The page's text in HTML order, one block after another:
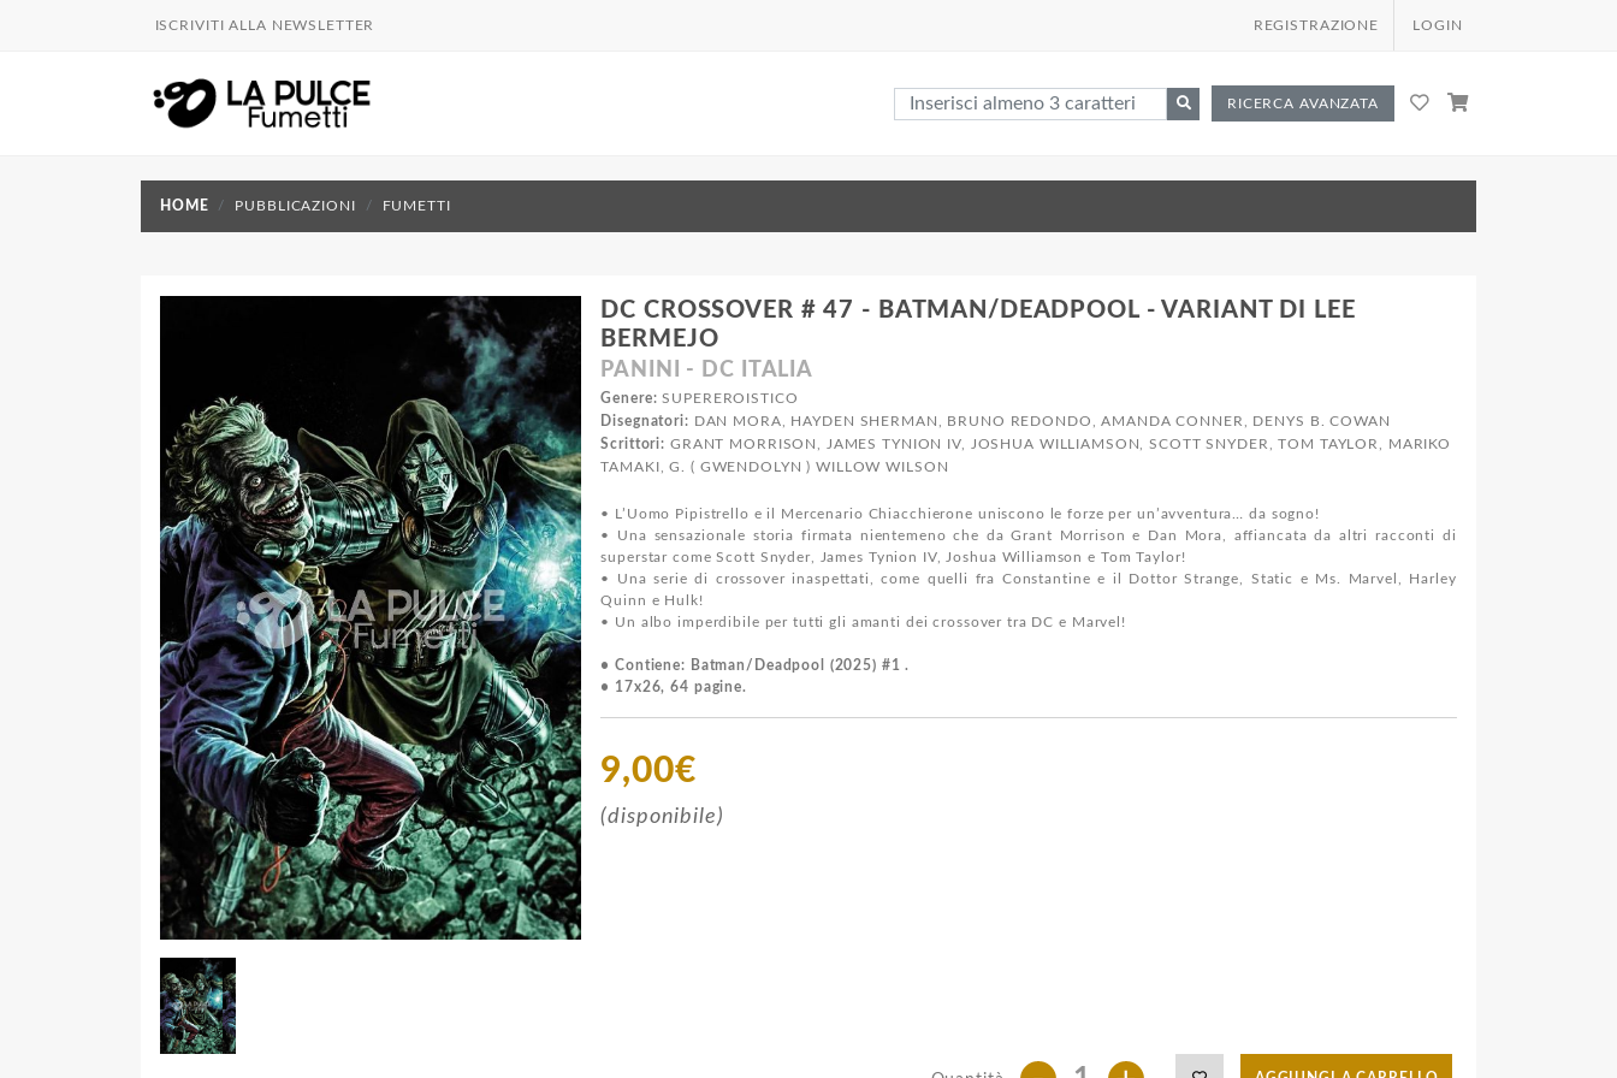
ISCRIVITI ALLA NEWSLETTER REGISTRAZIONE LOGIN
RICERCA AVANZATA
HOME PUBBLICAZIONI FUMETTI
DC CROSSOVER # 47 - BATMAN/DEADPOOL - VARIANT DI LEE
BERMEJO
PANINI - DC ITALIA
Genere: SUPEREROISTICO
Disegnatori: DAN MORA, HAYDEN SHERMAN, BRUNO REDONDO, AMANDA CONNER, DENYS B. COWAN
Scrittori: GRANT MORRISON, JAMES TYNION IV, JOSHUA WILLIAMSON, SCOTT SNYDER, TOM TAYLOR, MARIKO
TAMAKI, G. ( GWENDOLYN ) WILLOW WILSON
• L’Uomo Pipistrello e il Mercenario Chiacchierone uniscono le forze per un’avventura… da sogno!
• Una sensazionale storia firmata nientemeno che da Grant Morrison e Dan Mora, affiancata da altri racconti di
superstar come Scott Snyder, James Tynion IV, Joshua Williamson e Tom Taylor!
• Una serie di crossover inaspettati, come quelli fra Constantine e il Dottor Strange, Static e Ms. Marvel, Harley
Quinn e Hulk!
• Un albo imperdibile per tutti gli amanti dei crossover tra DC e Marvel!
• Contiene: Batman/Deadpool (2025) #1 .
• 17x26, 64 pagine.
9,00€
(disponibile)